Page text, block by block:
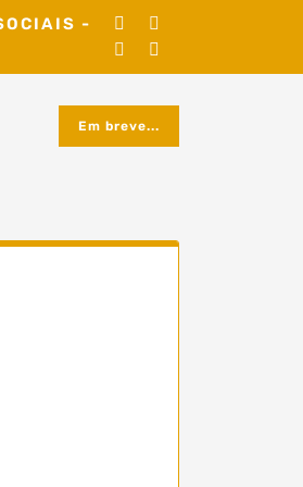
-
Em breve...